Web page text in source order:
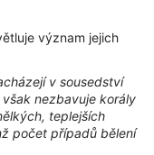
význam jejich
v sousedství
nezbavuje korály
teplejších
počet případů bělení